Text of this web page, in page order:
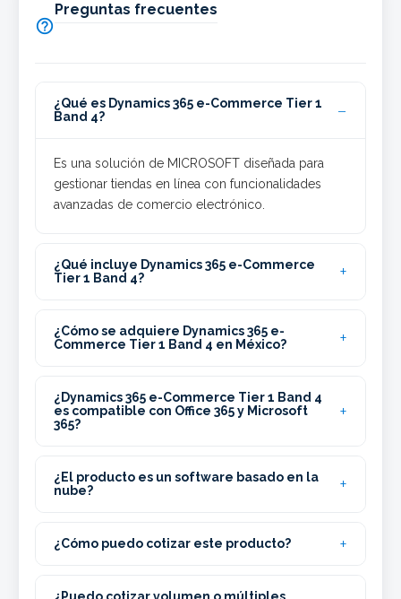

Preguntas frecuentes
¿Qué es Dynamics 365 e-Commerce Tier 1
Band 4?
Es una solución de MICROSOFT diseñada para
gestionar tiendas en línea con funcionalidades
avanzadas de comercio electrónico.
¿Qué incluye Dynamics 365 e-Commerce
Tier 1 Band 4?
¿Cómo se adquiere Dynamics 365 e-
Commerce Tier 1 Band 4 en México?
¿Dynamics 365 e-Commerce Tier 1 Band 4
es compatible con Office 365 y Microsoft
365?
¿El producto es un software basado en la
nube?
¿Cómo puedo cotizar este producto?